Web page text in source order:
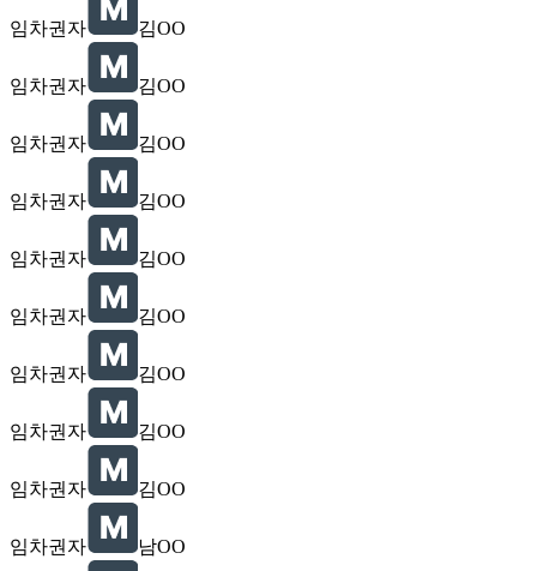
임차권자 김OO
임차권자 김OO
임차권자 김OO
임차권자 김OO
임차권자 김OO
임차권자 김OO
임차권자 김OO
임차권자 김OO
임차권자 김OO
임차권자 남OO